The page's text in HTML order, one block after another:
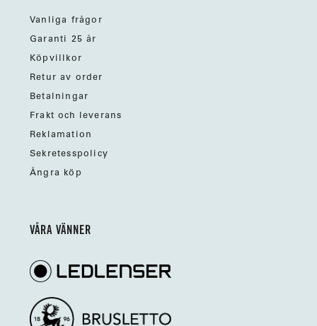
Vanliga frågor
Garanti 25 år
Köpvillkor
Retur av order
Betalningar
Frakt och leverans
Reklamation
Sekretesspolicy
Ångra köp
VÅRA VÄNNER